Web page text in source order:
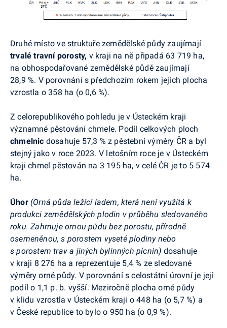
Druhé místo ve struktuře zemědělské půdy zaujímají
trvalé travní porosty, v kraji na ně připadá 63 719 ha,
na obhospodařované zemědělské půdě zaujímají
28,9 %. V porovnání s předchozím rokem jejich plocha
vzrostla o 358 ha (o 0,6 %).
Z celorepublikového pohledu je v Ústeckém kraji
významné pěstování chmele. Podíl celkových ploch
chmelnic dosahuje 57,3 % z pěstební výměry ČR a byl
stejný jako v roce 2023. V letošním roce je v Ústeckém
kraji chmel pěstován na 3 195 ha, v celé ČR je to 5 574
ha.
Úhor (Orná půda ležící ladem, která není využitá k
produkci zemědělských plodin v průběhu sledovaného
roku. Zahrnuje ornou půdu bez porostu, přírodně
osemeněnou, s porostem vyseté plodiny nebo
s porostem trav a jiných bylinných pícnin) dosahuje
v kraji 8 276 ha a reprezentuje 5,4 % ze sledované
výměry orné půdy. V porovnání s celostátní úrovní je její
podíl o 1,1 p. b. vyšší. Meziročně plocha orné půdy
v klidu vzrostla v Ústeckém kraji o 448 ha (o 5,7 %) a
v České republice to bylo o 950 ha (o 0,9 %).